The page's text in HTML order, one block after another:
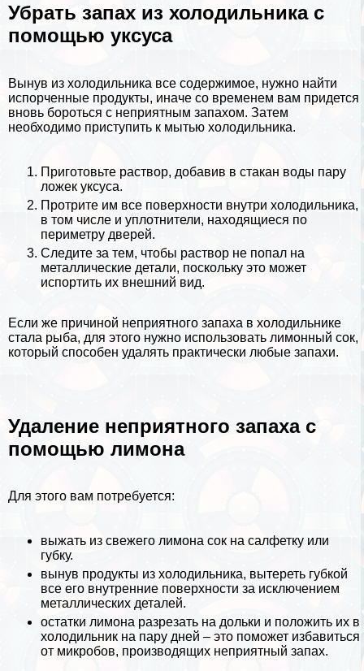
Убрать запах из холодильника с
помощью уксуса
Вынув из холодильника все содержимое, нужно найти
испорченные продукты, иначе со временем вам придется
вновь бороться с неприятным запахом. Затем
необходимо приступить к мытью холодильника.
Приготовьте раствор, добавив в стакан воды пару
ложек уксуса.
Протрите им все поверхности внутри холодильника,
в том числе и уплотнители, находящиеся по
периметру дверей.
Следите за тем, чтобы раствор не попал на
металлические детали, поскольку это может
испортить их внешний вид.
Если же причиной неприятного запаха в холодильнике
стала рыба, для этого нужно использовать лимонный сок,
который способен удалять пpaктически любые запахи.
Удаление неприятного запаха с
помощью лимона
Для этого вам потребуется:
выжать из свежего лимона сок на салфетку или
губку.
вынув продукты из холодильника, вытереть губкой
все его внутренние поверхности за исключением
металлических деталей.
остатки лимона разрезать на дольки и положить их в
холодильник на пару дней – это поможет избавиться
от микробов, производящих неприятный запах.